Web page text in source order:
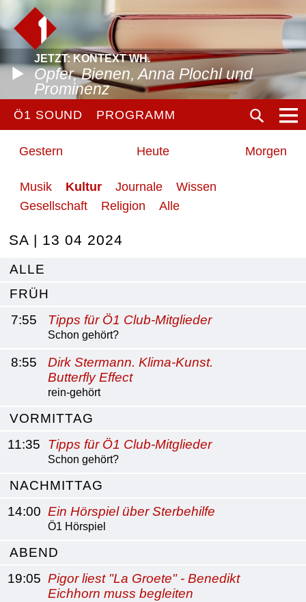
JETZT: KONTEXT WH.
Opfer, Bienen, Anna Plochl und
Prominenz
Ö1 SOUND PROGRAMM
Gestern Heute Morgen
Musik Kultur Journale
Wissen
Gesellschaft
Religion Alle
SA | 13 04 2024
ALLE
FRÜH
7:55
Tipps für Ö1 Club-Mitglieder
Schon gehört?
8:55
Dirk Stermann. Klima-Kunst.
Butterfly Effect
rein-gehört
VORMITTAG
11:35
Tipps für Ö1 Club-Mitglieder
Schon gehört?
NACHMITTAG
14:00 Ein Hörspiel über Sterbehilfe
Ö1 Hörspiel
ABEND
19:05 Pigor liest "La Groete" - Benedikt
Eichhorn muss begleiten